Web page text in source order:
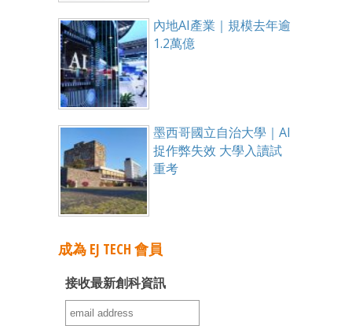
內地AI產業｜規模去年逾
1.2萬億
墨西哥國立自治大學｜AI
捉作弊失效 大學入讀試
重考
成為 EJ TECH 會員
接收最新創科資訊